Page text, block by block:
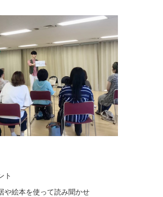
ト
や絵本を使って読み聞かせ